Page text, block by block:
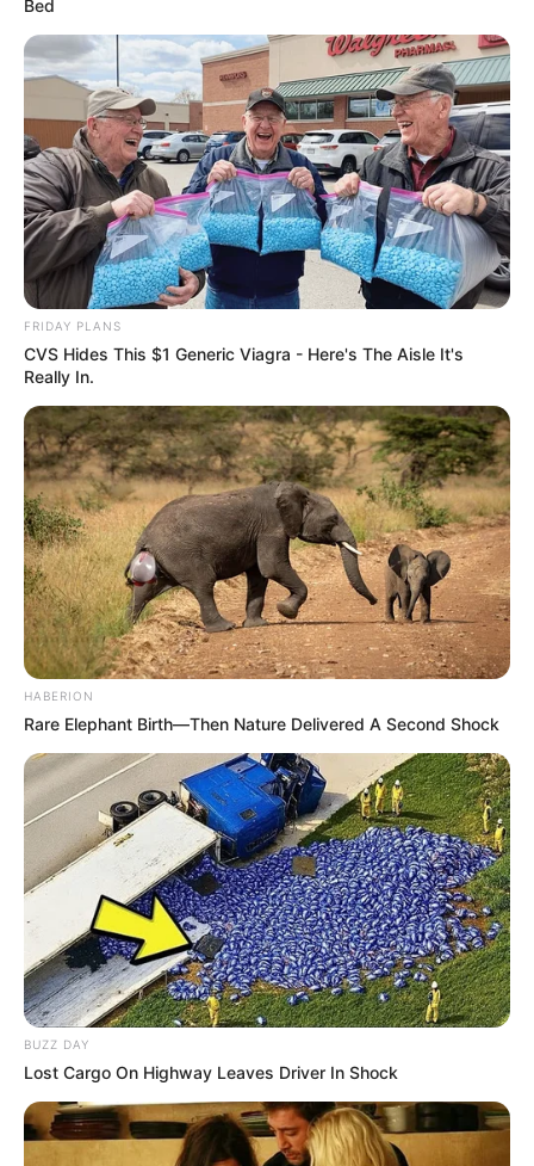
Bed
FRIDAY PLANS
CVS Hides This $1 Generic Viagra - Here's The Aisle It's
Really In.
HABERION
Rare Elephant Birth—Then Nature Delivered A Second Shock
BUZZ DAY
Lost Cargo On Highway Leaves Driver In Shock